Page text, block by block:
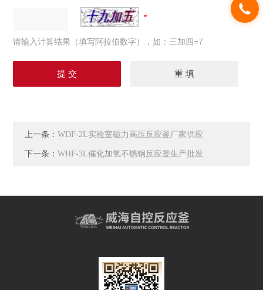
请输入计算结果（填写阿拉伯数字），如：三加四=7
上一条：WDF-2L实验室磁力高压反应釜厂家供应
下一条：WHF-3L催化加氢不锈钢反应釜生产批发